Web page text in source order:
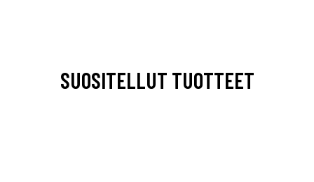
SUOSITELLUT TUOTTEET